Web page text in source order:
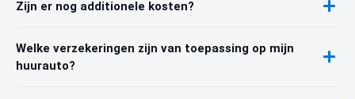
Zijn er nog additionele kosten?
Welke verzekeringen zijn van toepassing op mijn
huurauto?